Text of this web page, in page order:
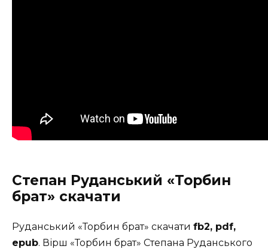
Степан Руданський «Торбин
брат» скачати
Руданський «Торбин брат» скачати fb2, pdf,
epub. Вірш «Торбин брат» Степана Руданського